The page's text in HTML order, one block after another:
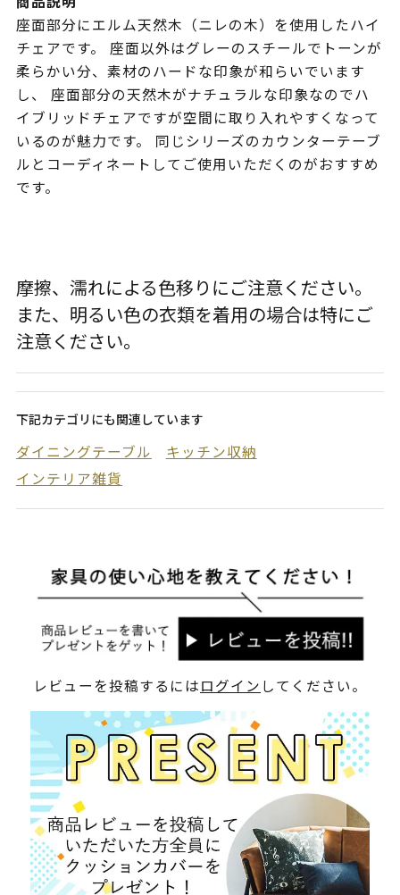
座面部分にエルム天然木（ニレの木）を使用したハイ
チェアです。 座面以外はグレーのスチールでトーンが
柔らかい分、素材のハードな印象が和らいでいます
し、 座面部分の天然木がナチュラルな印象なのでハ
イブリッドチェアですが空間に取り入れやすくなって
いるのが魅力です。 同じシリーズのカウンターテーブ
ルとコーディネートしてご使用いただくのがおすすめ
です。
摩擦、濡れによる色移りにご注意ください。
また、明るい色の衣類を着用の場合は特にご
注意ください。
下記カテゴリにも関連しています
ダイニングテーブル
キッチン収納
インテリア雑貨
レビューを投稿するにはログイン してください。